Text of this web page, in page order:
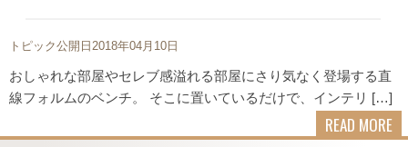
トピック公開日2018年04月10日
おしゃれな部屋やセレブ感溢れる部屋にさり気なく登場する直
線フォルムのベンチ。 そこに置いているだけで、インテリ […]
READ MORE